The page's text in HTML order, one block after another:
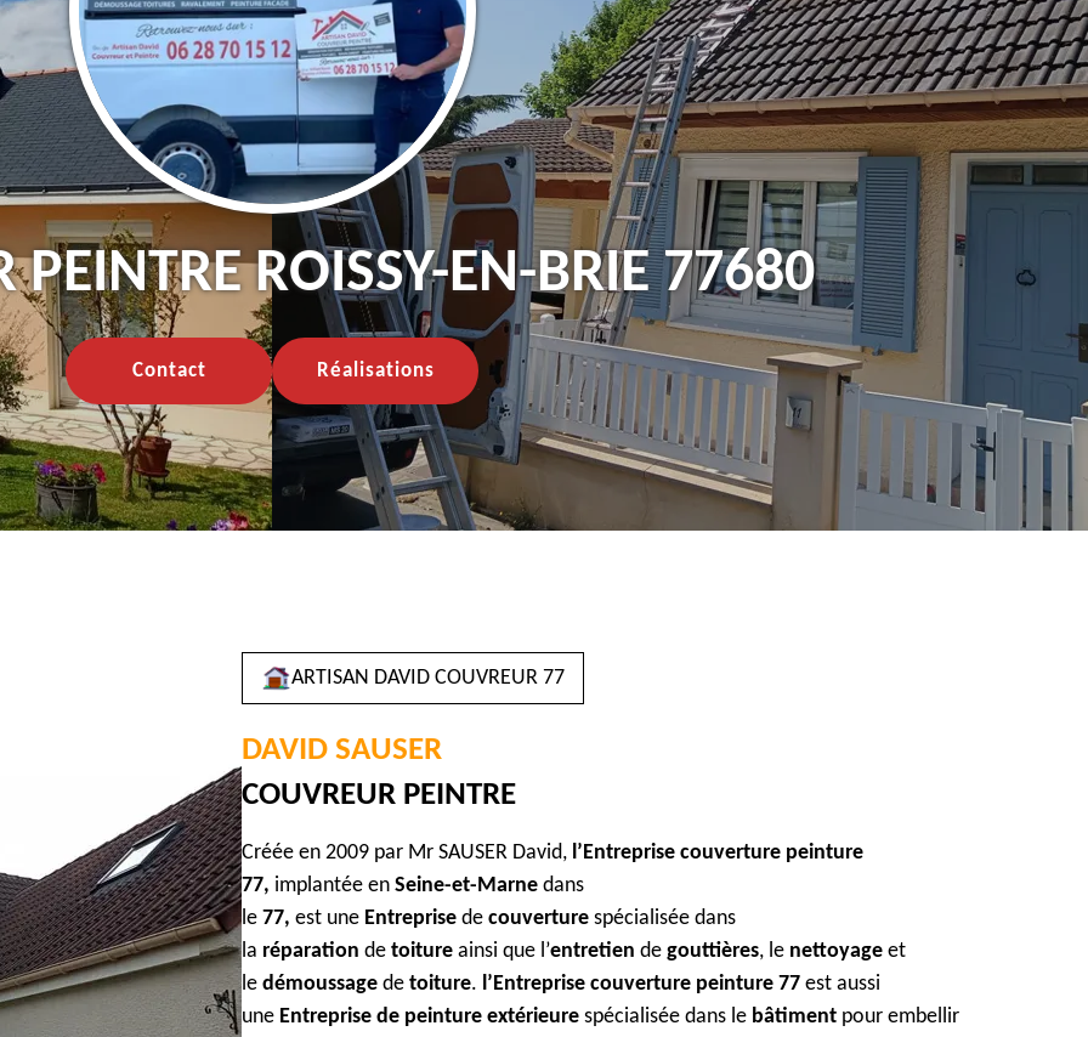
Roissy-en-Brie 77680
Contact Réalisations
ARTISAN DAVID COUVREUR 77
DAVID SAUSER
COUVREUR PEINTRE
Créée en 2009 par Mr SAUSER David, l’Entreprise couverture peinture
77, implantée en Seine-et-Marne dans
le 77, est une Entreprise de couverture spécialisée dans
la réparation de toiture ainsi que l’entretien de gouttières, le nettoyage et
le démoussage de toiture. l’Entreprise couverture peinture 77 est aussi
une Entreprise de peinture extérieure spécialisée dans le bâtiment pour embellir